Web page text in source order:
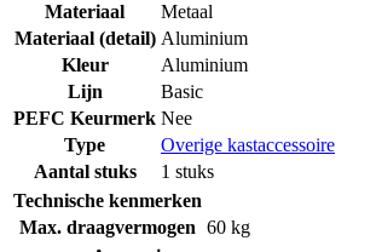
Materiaal
Metaal
Materiaal (detail) Aluminium
Kleur
Aluminium
Lijn
Basic
PEFC Keurmerk Nee
Type
Overige kastaccessoire
Aantal stuks
1 stuks
Technische kenmerken
Max. draagvermogen 60 kg